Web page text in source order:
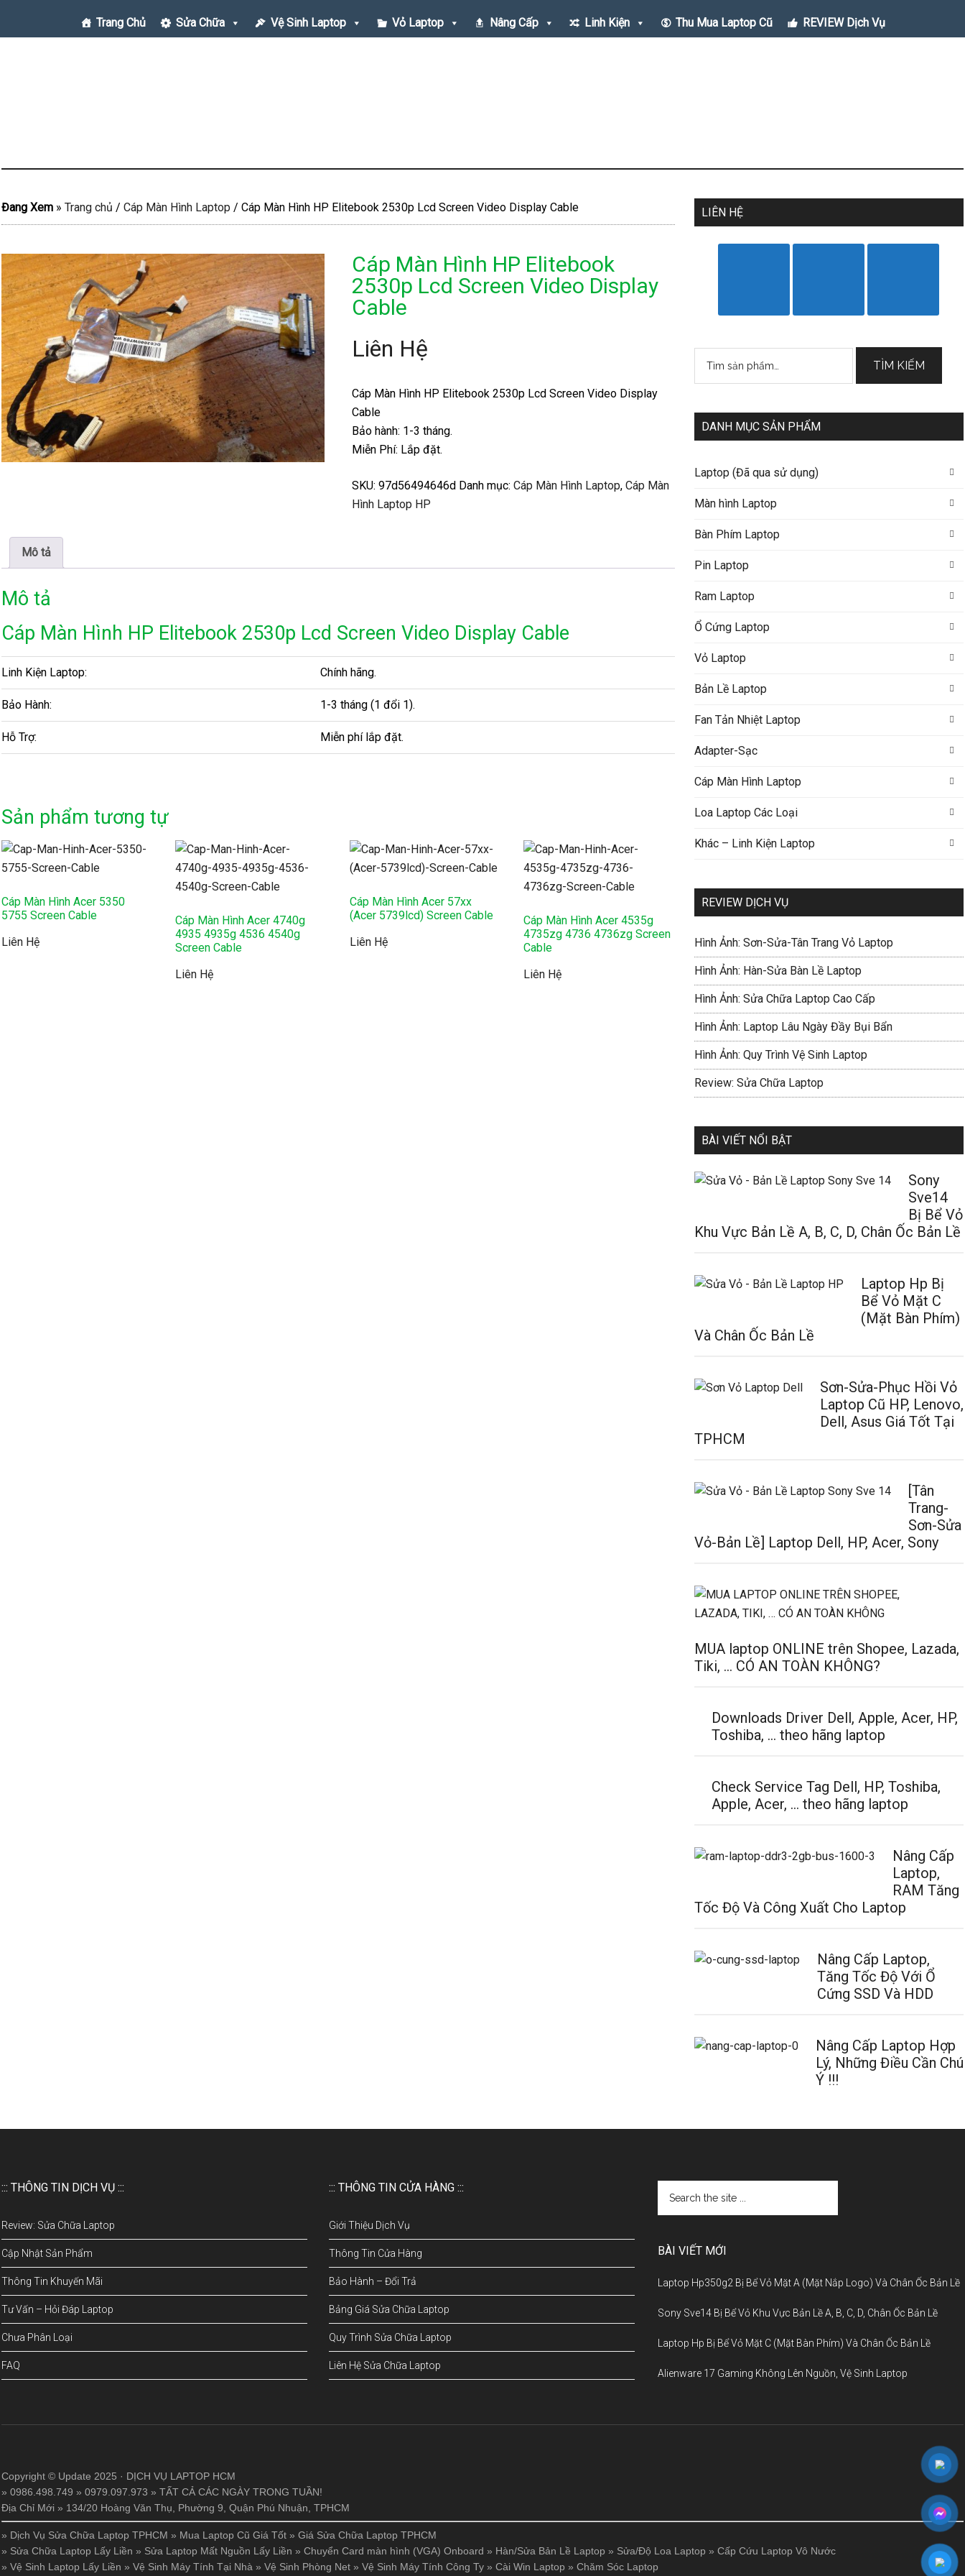
Trang Chủ Sửa Chữa Vệ Sinh Laptop Vỏ Laptop Nâng Cấp Linh Kiện Thu Mua Laptop Cũ REVIEW Dịch Vụ
Đang Xem » Trang chủ / Cáp Màn Hình Laptop / Cáp Màn Hình HP Elitebook 2530p Lcd Screen Video Display Cable
Cáp Màn Hình HP Elitebook
2530p Lcd Screen Video Display
Cable
Liên Hệ
Cáp Màn Hình HP Elitebook 2530p Lcd Screen Video Display
Cable
Bảo hành: 1-3 tháng.
Miễn Phí: Lắp đặt.
SKU: 97d56494646d Danh mục: Cáp Màn Hình Laptop, Cáp Màn
Hình Laptop HP
Mô tả
Mô tả
Cáp Màn Hình HP Elitebook 2530p Lcd Screen Video Display Cable
Linh Kiện Laptop: Chính hãng.
Bảo Hành: 1-3 tháng (1 đổi 1).
Hỗ Trợ: Miễn phí lắp đặt.
Sản phẩm tương tự
Cáp Màn Hình Acer 5350
5755 Screen Cable
Liên Hệ
Cáp Màn Hình Acer 4740g
4935 4935g 4536 4540g
Screen Cable
Liên Hệ
Cáp Màn Hình Acer 57xx
(Acer 5739lcd) Screen Cable
Liên Hệ
Cáp Màn Hình Acer 4535g
4735zg 4736 4736zg Screen
Cable
Liên Hệ
LIÊN HỆ
kiếm:
TÌM KIẾM
DANH MỤC SẢN PHẨM
Laptop (Đã qua sử dụng)
Màn hình Laptop
Bàn Phím Laptop
Pin Laptop
Ram Laptop
Ổ Cứng Laptop
Vỏ Laptop
Bản Lề Laptop
Fan Tản Nhiệt Laptop
Adapter-Sạc
Cáp Màn Hình Laptop
Loa Laptop Các Loại
Khác – Linh Kiện Laptop
REVIEW DỊCH VỤ
Hình Ảnh: Sơn-Sửa-Tân Trang Vỏ Laptop
Hình Ảnh: Hàn-Sửa Bàn Lề Laptop
Hình Ảnh: Sửa Chữa Laptop Cao Cấp
Hình Ảnh: Laptop Lâu Ngày Đầy Bụi Bẩn
Hình Ảnh: Quy Trình Vệ Sinh Laptop
Review: Sửa Chữa Laptop
BÀI VIẾT NỔI BẬT
Sony
Sve14
Bị Bể Vỏ
Khu Vực Bản Lề A, B, C, D, Chân Ốc Bản Lề
Laptop Hp Bị
Bể Vỏ Mặt C
(Mặt Bàn Phím)
Và Chân Ốc Bản Lề
Sơn-Sửa-Phục Hồi Vỏ
Laptop Cũ HP, Lenovo,
Dell, Asus Giá Tốt Tại
TPHCM
[Tân
Trang-
Sơn-Sửa
Vỏ-Bản Lề] Laptop Dell, HP, Acer, Sony
MUA laptop ONLINE trên Shopee, Lazada,
Tiki, … CÓ AN TOÀN KHÔNG?
Downloads Driver Dell, Apple, Acer, HP,
Toshiba, … theo hãng laptop
Check Service Tag Dell, HP, Toshiba,
Apple, Acer, … theo hãng laptop
Nâng Cấp
Laptop,
RAM Tăng
Tốc Độ Và Công Xuất Cho Laptop
Nâng Cấp Laptop,
Tăng Tốc Độ Với Ổ
Cứng SSD Và HDD
Nâng Cấp Laptop Hợp
Lý, Những Điều Cần Chú
Ý !!!
::: THÔNG TIN DỊCH VỤ :::
Review: Sửa Chữa Laptop
Cập Nhật Sản Phẩm
Thông Tin Khuyến Mãi
Tư Vấn – Hỏi Đáp Laptop
Chưa Phân Loại
FAQ
::: THÔNG TIN CỬA HÀNG :::
Giới Thiệu Dịch Vụ
Thông Tin Cửa Hàng
Bảo Hành – Đổi Trả
Bảng Giá Sửa Chữa Laptop
Quy Trình Sửa Chữa Laptop
Liên Hệ Sửa Chữa Laptop
BÀI VIẾT MỚI
Laptop Hp350g2 Bị Bể Vỏ Mặt A (Mặt Nắp Logo) Và Chân Ốc Bản Lề
Sony Sve14 Bị Bể Vỏ Khu Vực Bản Lề A, B, C, D, Chân Ốc Bản Lề
Laptop Hp Bị Bể Vỏ Mặt C (Mặt Bàn Phím) Và Chân Ốc Bản Lề
Alienware 17 Gaming Không Lên Nguồn, Vệ Sinh Laptop
Copyright © Update 2025 · DỊCH VỤ LAPTOP HCM
» 0986.498.749 » 0979.097.973 » TẤT CẢ CÁC NGÀY TRONG TUẦN!
Địa Chỉ Mới » 134/20 Hoàng Văn Thụ, Phường 9, Quận Phú Nhuận, TPHCM
» Dịch Vụ Sửa Chữa Laptop TPHCM » Mua Laptop Cũ Giá Tốt » Giá Sửa Chữa Laptop TPHCM
» Sửa Chữa Laptop Lấy Liền » Sửa Laptop Mất Nguồn Lấy Liền » Chuyển Card màn hình (VGA) Onboard » Hàn/Sửa Bản Lề Laptop » Sửa/Độ Loa Laptop » Cấp Cứu Laptop Vô Nước
» Vệ Sinh Laptop Lấy Liền » Vệ Sinh Máy Tính Tại Nhà » Vệ Sinh Phòng Net » Vệ Sinh Máy Tính Công Ty » Cài Win Laptop » Chăm Sóc Laptop